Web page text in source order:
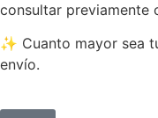
consultar previamente
✨ Cuanto mayor sea
envío.